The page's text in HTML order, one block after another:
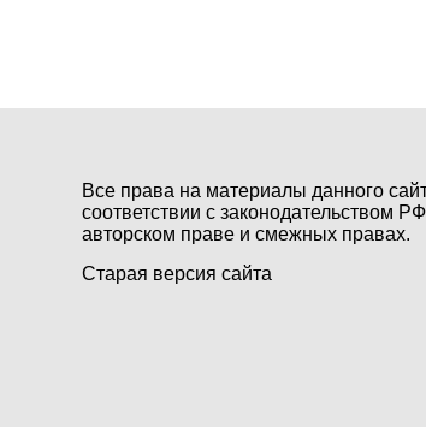
Все права на материалы данного
соответствии с законодательством
авторском праве и смежных правах.
Старая версия сайта